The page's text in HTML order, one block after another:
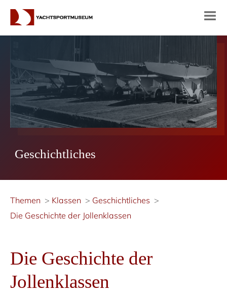
Geschichtliches
Themen Klassen
Geschichtliches
Die Geschichte der Jollenklassen
Die Geschichte der
Jollenklassen